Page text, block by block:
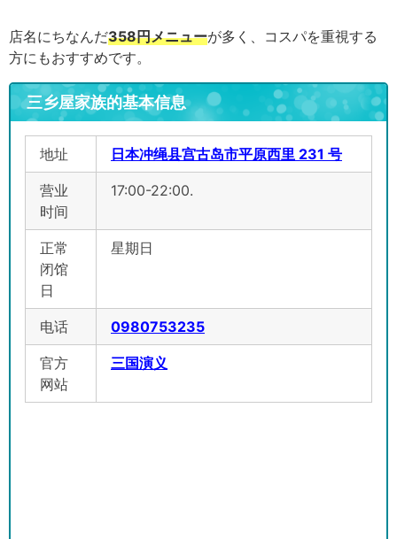
店名にちなんだ358円メニューが多く、コスパを重視する
方にもおすすめです。
三乡屋家族的基本信息
地址 日本冲绳县宫古岛市平原西里 231 号
营业
时间
17:00-22:00.
正常
闭馆
日
星期日
电话 0980753235
官方
网站
三国演义